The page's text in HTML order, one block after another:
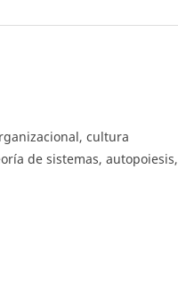
cultura
de sistemas, autopoiesis,